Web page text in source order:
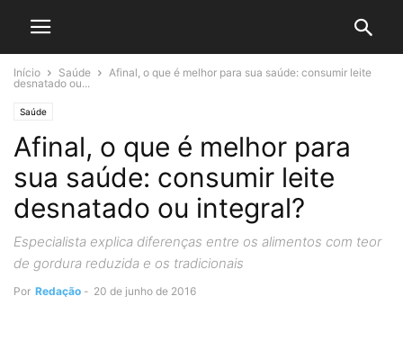
Início Saúde
Afinal, o que é melhor para sua saúde: consumir leite
desnatado ou...
Saúde
Afinal, o que é melhor para
sua saúde: consumir leite
desnatado ou integral?
Especialista explica diferenças entre os alimentos com teor
de gordura reduzida e os tradicionais
Por Redação - 20 de junho de 2016